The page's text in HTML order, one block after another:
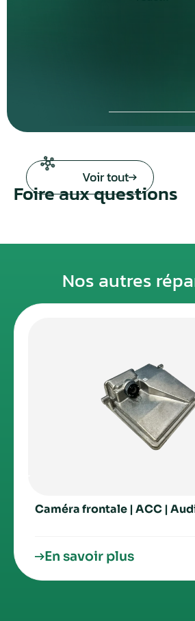
Voir tout
Foire aux questions
Nos autres
Caméra frontale | ACC |
En savoir plus